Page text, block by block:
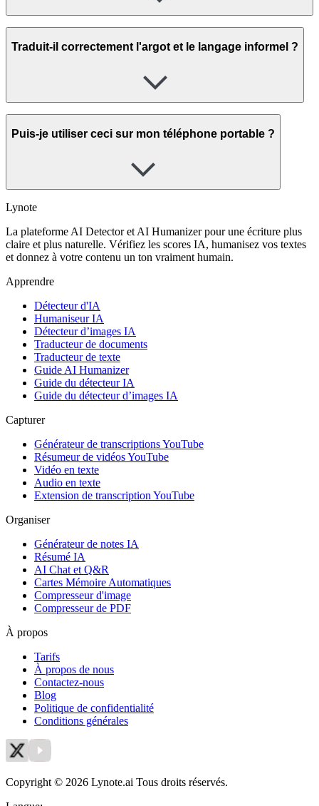
Traduit-il correctement l'argot et le langage informel ?
Puis-je utiliser ceci sur mon téléphone portable ?
Lynote
La plateforme AI Detector et AI Humanizer pour une écriture plus
claire et plus naturelle. Vérifiez les scores IA, humanisez vos textes
et donnez à votre contenu un ton vraiment humain.
Apprendre
Détecteur d'IA
Humaniseur IA
Détecteur d’images IA
Traducteur de documents
Traducteur de texte
Guide AI Humanizer
Guide du détecteur IA
Guide du détecteur d’images IA
Capturer
Générateur de transcriptions YouTube
Résumeur de vidéos YouTube
Vidéo en texte
Audio en texte
Extension de transcription YouTube
Organiser
Générateur de notes IA
Résumé IA
AI Chat et Q&R
Cartes Mémoire Automatiques
Compresseur d'image
Compresseur de PDF
À propos
Tarifs
À propos de nous
Contactez-nous
Blog
Politique de confidentialité
Conditions générales
Copyright © 2026 Lynote.ai Tous droits réservés.